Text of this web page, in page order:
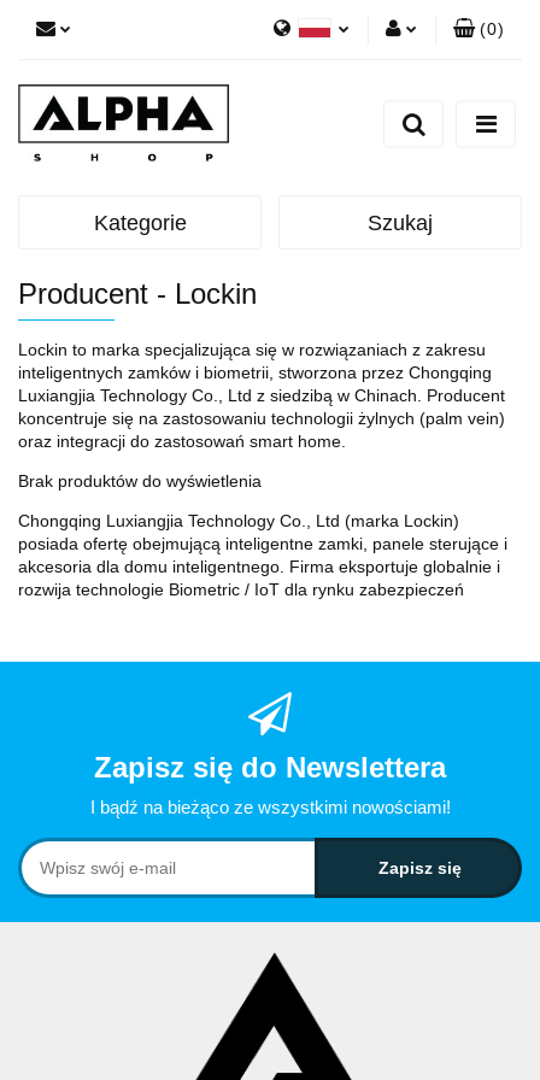
Zarejestruj się
(0)
Kategorie Szukaj
Producent - Lockin
Lockin to marka specjalizująca się w rozwiązaniach z zakresu
inteligentnych zamków i biometrii, stworzona przez Chongqing
Luxiangjia Technology Co., Ltd z siedzibą w Chinach. Producent
koncentruje się na zastosowaniu technologii żylnych (palm vein)
oraz integracji do zastosowań smart home.
Brak produktów do wyświetlenia
Chongqing Luxiangjia Technology Co., Ltd (marka Lockin)
posiada ofertę obejmującą inteligentne zamki, panele sterujące i
akcesoria dla domu inteligentnego. Firma eksportuje globalnie i
rozwija technologie Biometric / IoT dla rynku zabezpieczeń
Zapisz się do Newslettera
I bądź na bieżąco ze wszystkimi nowościami!